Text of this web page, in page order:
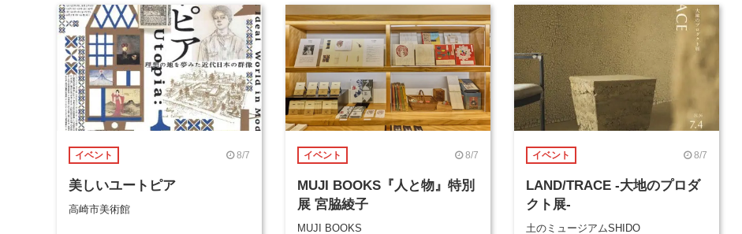
イベント 8/7
美しいユートピア
高崎市美術館
イベント 8/7
MUJI BOOKS『人と物』特別
展 宮脇綾子
MUJI BOOKS
イベント 8/7
LAND/TRACE -大地のプロダ
クト展-
土のミュージアムSHIDO